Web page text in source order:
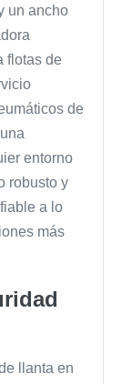
un ancho
flotas de
de
entorno
robusto y
a lo
más
llanta en